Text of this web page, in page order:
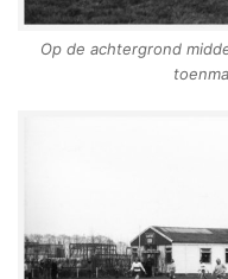
Op de achtergrond